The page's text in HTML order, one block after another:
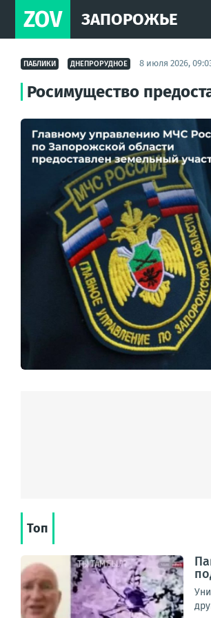
ZOV ЗАПОРОЖЬЕ
ПАБЛИКИ ДНЕПРОРУДНОЕ 8 июля 2026,
Росимущество
Топ